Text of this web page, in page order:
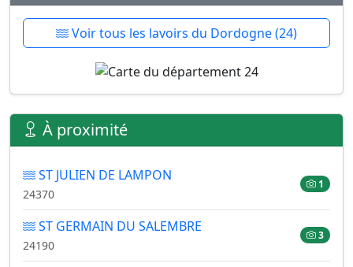
Voir tous les lavoirs du Dordogne (24)
À proximité
ST JULIEN DE LAMPON
24370
1
ST GERMAIN DU SALEMBRE
24190
3